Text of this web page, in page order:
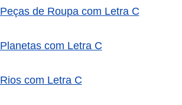
Peças de Roupa com Letra C
Planetas com Letra C
Rios com Letra C